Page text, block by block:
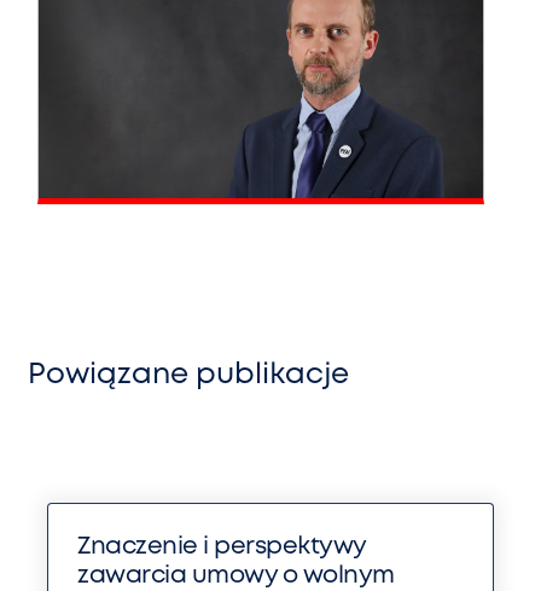
Powiązane publikacje
Znaczenie i perspektywy
zawarcia umowy o wolnym